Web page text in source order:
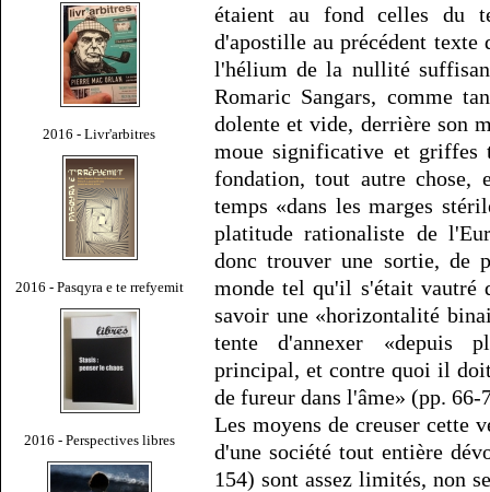
2016 - Livr'arbitres
2016 - Pasqyra e te rrefyemit
2016 - Perspectives libres
étaient au fond celles du
d'apostille au précédent texte
l'hélium de la nullité
Romaric Sangars, comme
dolente et vide, derrière son
moue significative et griffes
fondation, tout autre chose,
temps «dans les marges
platitude rationaliste de
donc trouver une sortie, de
monde tel qu'il s'était vautré
savoir une «horizontalité
tente d'annexer «depuis
principal, et contre quoi il
de fureur dans l'âme» (pp. 66-
Les moyens de creuser cette
d'une société tout entière
154) sont assez limités, non